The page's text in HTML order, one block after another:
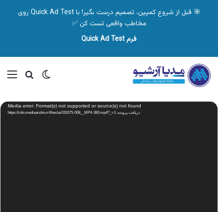
🎯 قبل از شروع کمپین، تصمیم درست بگیر! با Quick Ad Test روی
مخاطب واقعی تست کن ✅
فرم Quick Ad Test
تغییر پوسته
نمایشگر
ویدیو Media error: Format(s) not supported or source(s) not found
دریافت پرونده: https://cdn.mediaarshiv.ir/files/az031075-008__MP4-360.mp4?_=1